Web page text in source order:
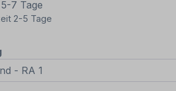
7 Tage
2-5 Tage
auswählen